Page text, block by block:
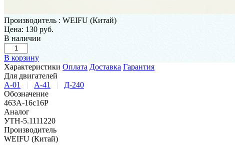
Производитель : WEIFU (Китай)
Цена: 130 руб.
В наличии
В корзину
Характеристики Оплата Доставка Гарантия
Для двигателей
А-01
| А-41 |
Д-240
Обозначение
463A-16c16P
Аналог
УТН-5.1111220
Производитель
WEIFU (Китай)